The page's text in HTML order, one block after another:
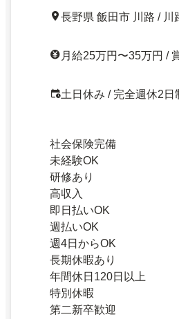
長野県 飯田市 川路 / 川
月給25万円〜35万円 /
土日休み / 完全週休2
社会保険完備
未経験OK
研修あり
高収入
即日払いOK
週払いOK
週4日からOK
長期休暇あり
年間休日120日以上
特別休暇
第二新卒歓迎